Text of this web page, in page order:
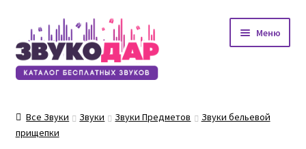
Перейти
к
навигации
Перейти
к
содержимому
Меню
Все Звуки Звуки Звуки Предметов
Звуки бельевой
прищепки